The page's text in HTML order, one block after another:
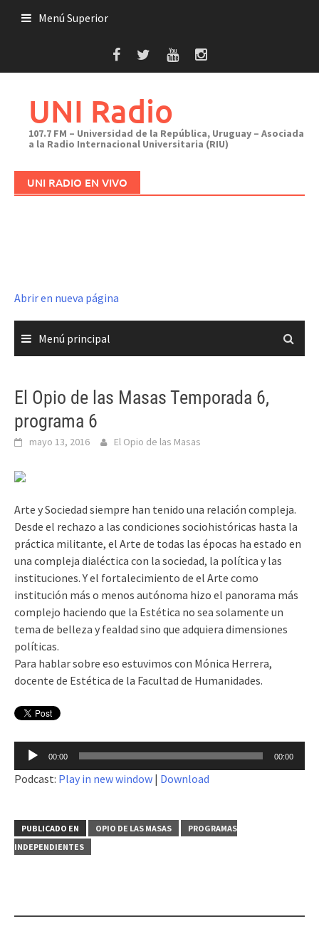
Menú Superior
UNI Radio
107.7 FM – Universidad de la República, Uruguay – Asociada
a la Radio Internacional Universitaria (RIU)
UNI RADIO EN VIVO
Abrir en nueva página
Menú principal
El Opio de las Masas Temporada 6,
programa 6
mayo 13, 2016 El Opio de las Masas
Arte y Sociedad siempre han tenido una relación compleja.
Desde el rechazo a las condiciones sociohistóricas hasta la
práctica militante, el Arte de todas las épocas ha estado en
una compleja dialéctica con la sociedad, la política y las
instituciones. Y el fortalecimiento de el Arte como
institución más o menos autónoma hizo el panorama más
complejo haciendo que la Estética no sea solamente un
tema de belleza y fealdad sino que adquiera dimensiones
políticas.
Para hablar sobre eso estuvimos con Mónica Herrera,
docente de Estética de la Facultad de Humanidades.
Reproductor
de
audio
00:00 00:00
Podcast: Play in new window | Download
PUBLICADO EN OPIO DE LAS MASAS
PROGRAMAS
INDEPENDIENTES